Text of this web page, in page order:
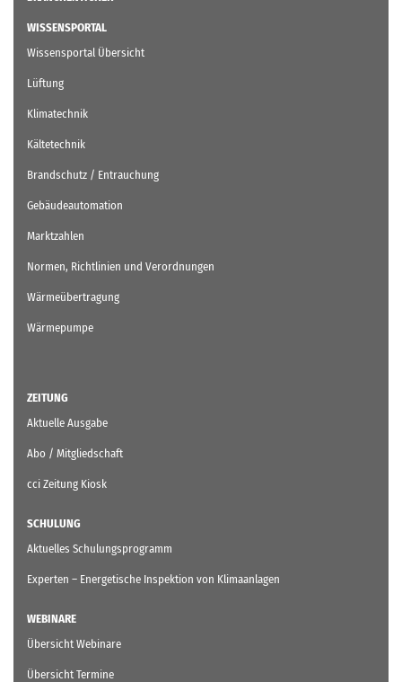
WISSENSPORTAL
Wissensportal Übersicht
Lüftung
Klimatechnik
Kältetechnik
Brandschutz / Entrauchung
Gebäudeautomation
Marktzahlen
Normen, Richtlinien und Verordnungen
Wärmeübertragung
Wärmepumpe
ZEITUNG
Aktuelle Ausgabe
Abo / Mitgliedschaft
cci Zeitung Kiosk
SCHULUNG
Aktuelles Schulungsprogramm
Experten – Energetische Inspektion von Klimaanlagen
WEBINARE
Übersicht Webinare
Übersicht Termine